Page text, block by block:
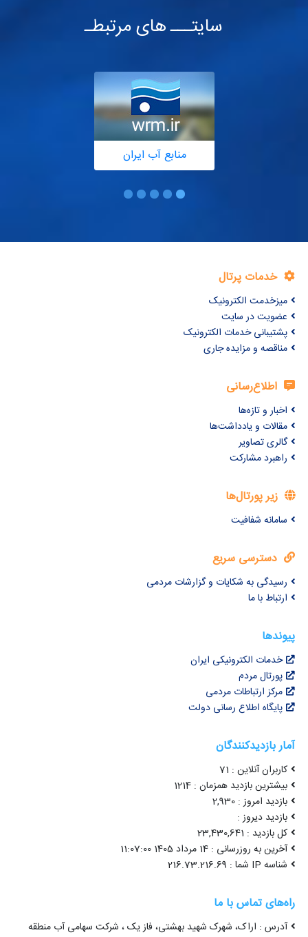
سایتـــ های مرتبطـ
منابع آب ایران
خدمات پرتال
میزخدمت الکترونیک
عضویت در سایت
پشتیبانی خدمات الکترونیک
مناقصه و مزایده جاری
اطلاع‌رسانی
اخبار و تازه‌ها
مقالات و یادداشت‌ها
گالری تصاویر
راهبرد مشارکت
زیر پورتال‌ها
سامانه شفافیت
دسترسی سریع
رسیدگی به شکایات و گزارشات مردمی
ارتباط با ما
پیوندها
خدمات الکترونیکی ایران
پورتال مردم
مرکز ارتباطات مردمی
پایگاه اطلاع رسانی دولت
آمار بازدیدکنندگان
کاربران آنلاین : 71
بیشترین بازدید همزمان : 1214
بازدید امروز : 2,930
بازدید دیروز :
کل بازدید : 23,430,641
آخرین به روزرسانی : 14 مرداد 1405 11:07:00
شناسه IP شما : 216.73.216.69
راه‌های تماس با ما
آدرس : اراک، شهرک شهید بهشتی، فاز یک ، شرکت سهامی آب منطقه